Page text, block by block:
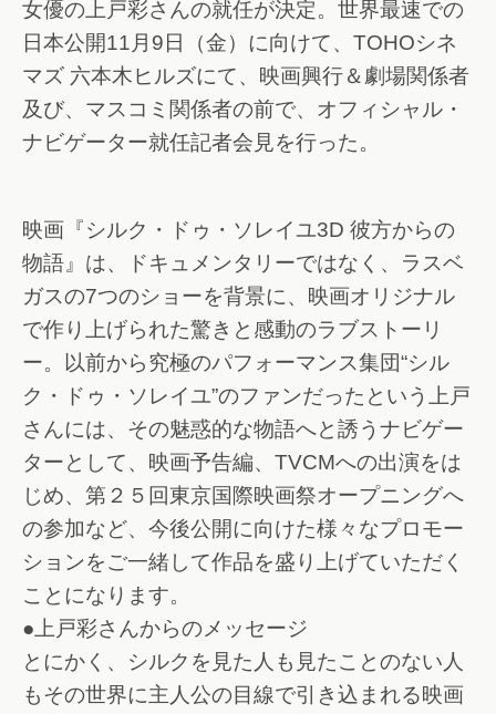
女優の上戸彩さんの就任が決定。世界最速での
日本公開11月9日（金）に向けて、TOHOシネ
マズ 六本木ヒルズにて、映画興行＆劇場関係者
及び、マスコミ関係者の前で、オフィシャル・
ナビゲーター就任記者会見を行った。
映画『シルク・ドゥ・ソレイユ3D 彼方からの
物語』は、ドキュメンタリーではなく、ラスベ
ガスの7つのショーを背景に、映画オリジナル
で作り上げられた驚きと感動のラブストーリ
ー。以前から究極のパフォーマンス集団“シル
ク・ドゥ・ソレイユ”のファンだったという上戸
さんには、その魅惑的な物語へと誘うナビゲー
ターとして、映画予告編、TVCMへの出演をは
じめ、第２５回東京国際映画祭オープニングへ
の参加など、今後公開に向けた様々なプロモー
ションをご一緒して作品を盛り上げていただく
ことになります。
●上戸彩さんからのメッセージ
とにかく、シルクを見た人も見たことのない人
もその世界に主人公の目線で引き込まれる映画